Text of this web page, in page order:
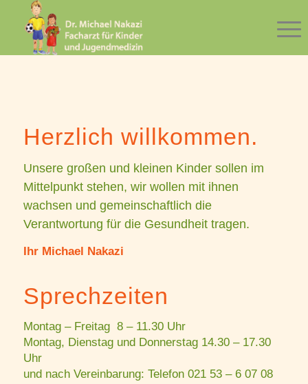
Herzlich willkommen.
Unsere großen und kleinen Kinder sollen im
Mittelpunkt stehen, wir wollen mit ihnen
wachsen und gemeinschaftlich die
Verantwortung für die Gesundheit tragen.
Ihr Michael Nakazi
Sprechzeiten
Montag – Freitag 8 – 11.30 Uhr
Montag, Dienstag und Donnerstag 14.30 – 17.30
Uhr
und nach Vereinbarung: Telefon 021 53 – 6 07 08